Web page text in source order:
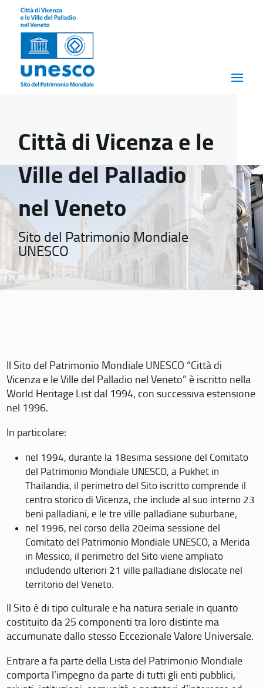
Città di Vicenza e le
Ville del Palladio
nel Veneto
Sito del Patrimonio Mondiale
UNESCO
Il Sito del Patrimonio Mondiale UNESCO “Città di
Vicenza e le Ville del Palladio nel Veneto” è iscritto nella
World Heritage List dal 1994, con successiva estensione
nel 1996.
In particolare:
nel 1994, durante la 18esima sessione del Comitato
del Patrimonio Mondiale UNESCO, a Pukhet in
Thailandia, il perimetro del Sito iscritto comprende il
centro storico di Vicenza, che include al suo interno 23
beni palladiani, e le tre ville palladiane suburbane;
nel 1996, nel corso della 20eima sessione del
Comitato del Patrimonio Mondiale UNESCO, a Merida
in Messico, il perimetro del Sito viene ampliato
includendo ulteriori 21 ville palladiane dislocate nel
territorio del Veneto.
Il Sito è di tipo culturale e ha natura seriale in quanto
costituito da 25 componenti tra loro distinte ma
accumunate dallo stesso Eccezionale Valore Universale.
Entrare a fa parte della Lista del Patrimonio Mondiale
comporta l’impegno da parte di tutti gli enti pubblici,